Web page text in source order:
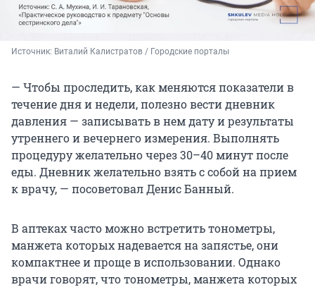
Источник: Виталий Калистратов / Городские порталы
— Чтобы проследить, как меняются показатели в
течение дня и недели, полезно вести дневник
давления — записывать в нем дату и результаты
утреннего и вечернего измерения. Выполнять
процедуру желательно через 30–40 минут после
еды. Дневник желательно взять с собой на прием
к врачу, — посоветовал Денис Банный.
В аптеках часто можно встретить тонометры,
манжета которых надевается на запястье, они
компактнее и проще в использовании. Однако
врачи говорят, что тонометры, манжета которых